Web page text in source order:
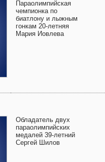
Параолимпийская
чемпионка по
биатлону и лыжным
гонкам 20-летняя
Мария Иовлева
Обладатель двух
параолимпийских
медалей 39-летний
Сергей Шилов